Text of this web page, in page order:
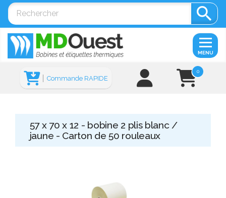

0
Commande RAPIDE
MENU
57 x 70 x 12 - bobine 2 plis blanc /
jaune - Carton de 50 rouleaux